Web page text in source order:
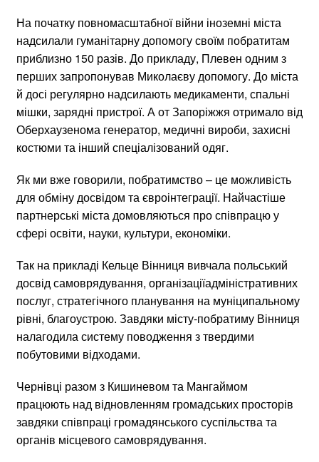
На початку повномасштабної війни іноземні міста
надсилали гуманітарну допомогу своїм побратитам
приблизно 150 разів. До прикладу, Плевен одним з
перших запропонував Миколаєву допомогу. До міста
й досі регулярно надсилають медикаменти, спальні
мішки, зарядні пристрої. А от Запоріжжя отримало від
Оберхаузенома генератор, медичні вироби, захисні
костюми та інший спеціалізований одяг.
Як ми вже говорили, побратимство – це можливість
для обміну досвідом та євроінтеграції. Найчастіше
партнерські міста домовляються про співпрацю у
сфері освіти, науки, культури, економіки.
Так на прикладі Кельце Вінниця вивчала польський
досвід самоврядування, організаціїадміністративних
послуг, стратегічного планування на муніципальному
рівні, благоустрою. Завдяки місту-побратиму Вінниця
налагодила систему поводження з твердими
побутовими відходами.
Чернівці разом з Кишиневом та Мангаймом
працюють над відновленням громадських просторів
завдяки співпраці громадянського суспільства та
органів місцевого самоврядування.